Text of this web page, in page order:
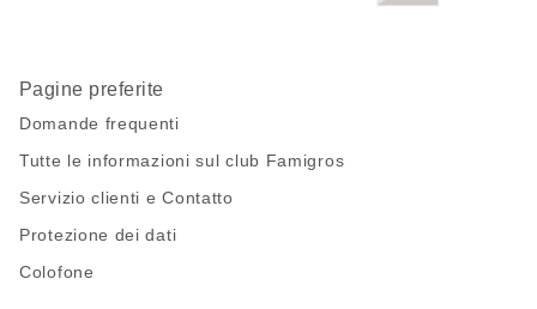
Pagine preferite
Domande frequenti
Tutte le informazioni sul club Famigros
Servizio clienti e Contatto
Protezione dei dati
Colofone